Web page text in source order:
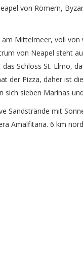
von Römern,
Mittelmeer, voll
von Neapel steht
Schloss St. Elmo,
der Pizza, daher ist
sieben Marinas
Sandstrände mit
Amalfitana. 6 km